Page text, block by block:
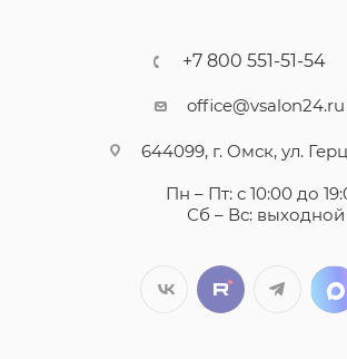
+7 800 551-51-54
office@vsalon24.ru
644099, г. Омск, ул.
Пн – Пт: с 10:00 до
Сб – Вс: выходной